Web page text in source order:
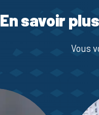
En savoir
Vous